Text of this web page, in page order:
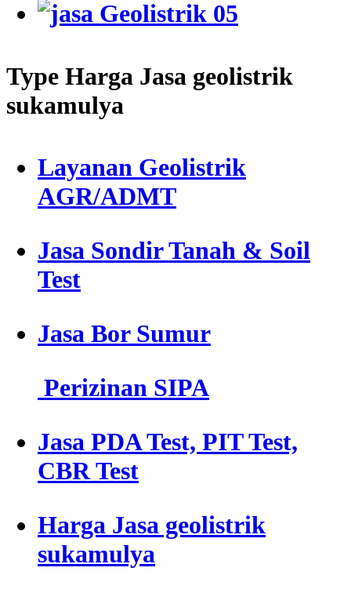
Type Harga Jasa geolistrik
sukamulya
Layanan Geolistrik
AGR/ADMT
Jasa Sondir Tanah & Soil
Test
Jasa Bor Sumur
Perizinan SIPA
Jasa PDA Test, PIT Test,
CBR Test
Harga Jasa geolistrik
sukamulya